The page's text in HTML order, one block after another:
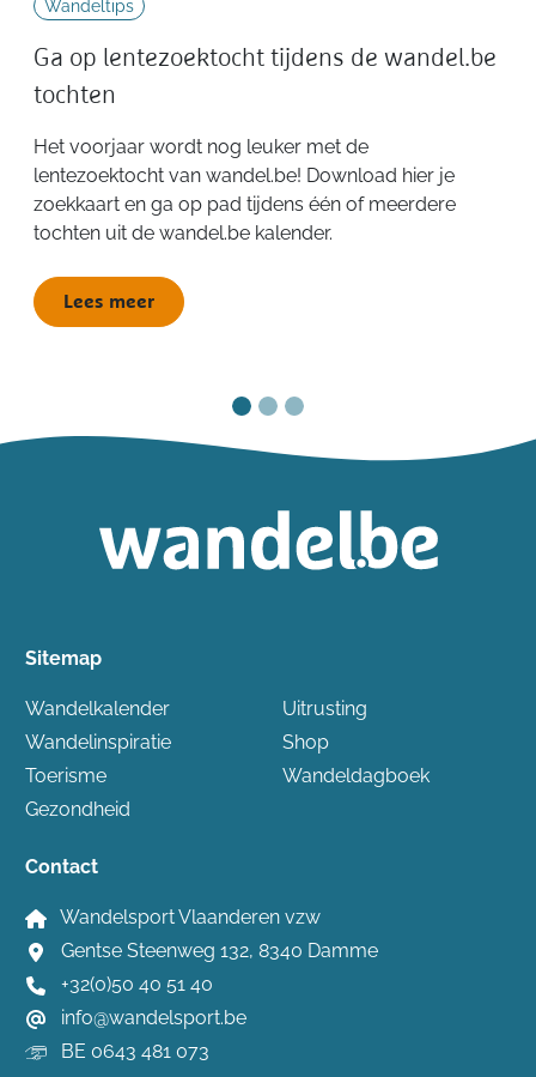
Wandeltips
Ga op lentezoektocht tijdens de wandel.be
tochten
Het voorjaar wordt nog leuker met de
lentezoektocht van wandel.be! Download hier je
zoekkaart en ga op pad tijdens één of meerdere
tochten uit de wandel.be kalender.
Lees meer
Sitemap
Wandelkalender
Wandelinspiratie
Toerisme
Gezondheid
Uitrusting
Shop
Wandeldagboek
Contact
Wandelsport Vlaanderen vzw
Gentse Steenweg 132, 8340 Damme
+32(0)50 40 51 40
info@wandelsport.be
BE 0643 481 073